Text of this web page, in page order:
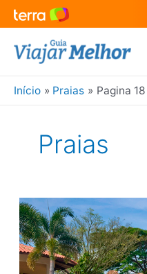
para
conteúdo
Início Praias Pagina 18
Praias